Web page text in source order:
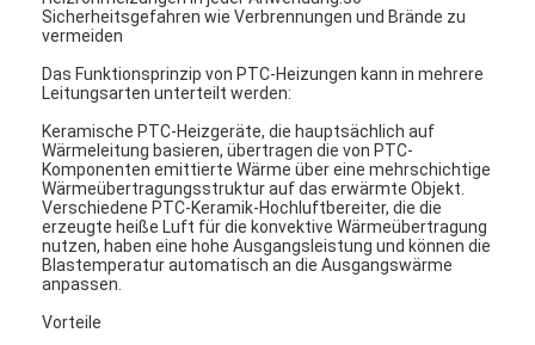
Sicherheitsgefahren wie Verbrennungen und Brände zu
vermeiden
Das Funktionsprinzip von PTC-Heizungen kann in mehrere
Leitungsarten unterteilt werden:
Keramische PTC-Heizgeräte, die hauptsächlich auf
Wärmeleitung basieren, übertragen die von PTC-
Komponenten emittierte Wärme über eine mehrschichtige
Wärmeübertragungsstruktur auf das erwärmte Objekt.
Verschiedene PTC-Keramik-Hochluftbereiter, die die
erzeugte heiße Luft für die konvektive Wärmeübertragung
nutzen, haben eine hohe Ausgangsleistung und können die
Blastemperatur automatisch an die Ausgangswärme
anpassen.
Vorteile